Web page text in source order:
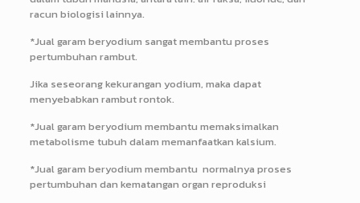
racun biologisi lainnya.
*Jual garam beryodium sangat membantu proses
pertumbuhan rambut.
Jika seseorang kekurangan yodium, maka dapat
menyebabkan rambut rontok.
*Jual garam beryodium membantu memaksimalkan
metabolisme tubuh dalam memanfaatkan kalsium.
*Jual garam beryodium membantu normalnya proses
pertumbuhan dan kematangan organ reproduksi